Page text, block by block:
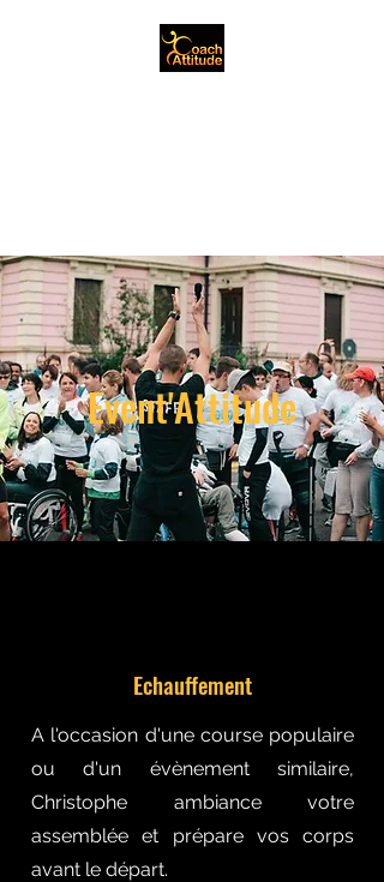
Christophe Gerbet
Event'Attitude
Echauffement
A l'occasion d'une course populaire
ou d'un évènement similaire,
Christophe ambiance votre
assemblée et prépare vos corps
avant le départ.